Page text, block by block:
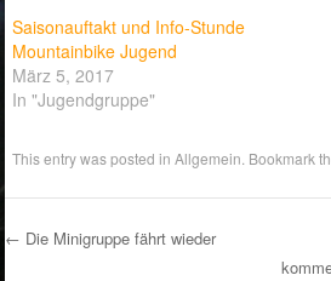
Saisonauftakt und Info-Stunde
Mountainbike Jugend
März 5, 2017
In "Jugendgruppe"
This entry was posted inAllgemein . Bookmark
← Die Minigruppe fährt wieder